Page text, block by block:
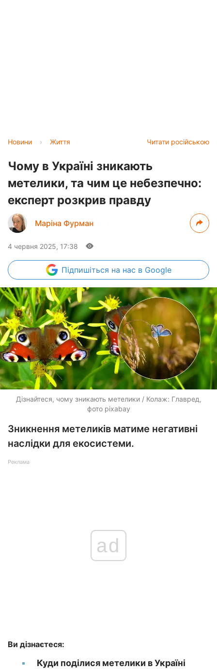
Читати російською
Новини › Життя
Чому в Україні зникають
метелики, та чим це небезпечно:
експерт розкрив правду
Маріна Фурман
4 червня 2025, 17:38
Підпишіться на нас в Google
Дізнайтеся, чому зникають метелики / Колаж: Главред,
фото pixabay
Зникнення метеликів матиме негативні
наслідки для екосистеми.
Реклама
ad
Ви дізнаєтеся:
Куди поділися метелики в Україні